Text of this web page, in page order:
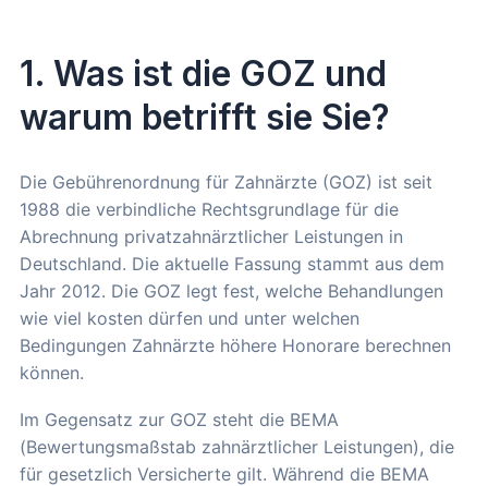
1. Was ist die GOZ und
warum betrifft sie Sie?
Die Gebührenordnung für Zahnärzte (GOZ) ist seit
1988 die verbindliche Rechtsgrundlage für die
Abrechnung privatzahnärztlicher Leistungen in
Deutschland. Die aktuelle Fassung stammt aus dem
Jahr 2012. Die GOZ legt fest, welche Behandlungen
wie viel kosten dürfen und unter welchen
Bedingungen Zahnärzte höhere Honorare berechnen
können.
Im Gegensatz zur GOZ steht die BEMA
(Bewertungsmaßstab zahnärztlicher Leistungen), die
für gesetzlich Versicherte gilt. Während die BEMA